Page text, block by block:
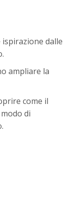
dalle
ampliare la
come il
di